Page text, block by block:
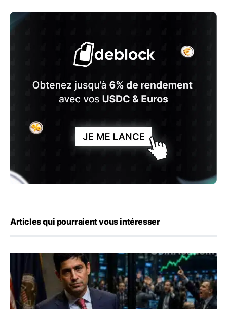
Articles qui pourraient vous intéresser
Emploi américain : 23 000 postes détruits en juillet, les